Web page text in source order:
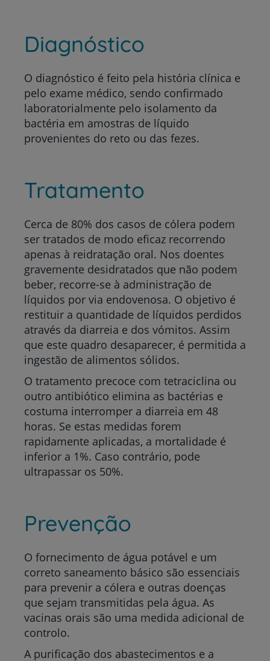
Diagnóstico
O diagnóstico é feito pela história clínica e
pelo exame médico, sendo confirmado
laboratorialmente pelo isolamento da
bactéria em amostras de líquido
provenientes do reto ou das fezes.
Tratamento
Cerca de 80% dos casos de cólera podem
ser tratados de modo eficaz recorrendo
apenas à reidratação oral. Nos doentes
gravemente desidratados que não podem
beber, recorre-se à administração de
líquidos por via endovenosa. O objetivo é
restituir a quantidade de líquidos perdidos
através da diarreia e dos vómitos. Assim
que este quadro desaparecer, é permitida a
ingestão de alimentos sólidos.
O tratamento precoce com tetraciclina ou
outro antibiótico elimina as bactérias e
costuma interromper a diarreia em 48
horas. Se estas medidas forem
rapidamente aplicadas, a mortalidade é
inferior a 1%. Caso contrário, pode
ultrapassar os 50%.
Prevenção
O fornecimento de água potável e um
correto saneamento básico são essenciais
para prevenir a cólera e outras doenças
que sejam transmitidas pela água. As
vacinas orais são uma medida adicional de
controlo.
A purificação dos abastecimentos e a